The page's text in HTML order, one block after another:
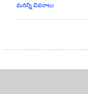
మరిన్ని వివరాలు